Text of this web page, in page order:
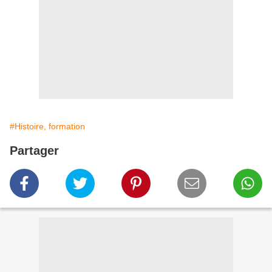
#Histoire, formation
Partager